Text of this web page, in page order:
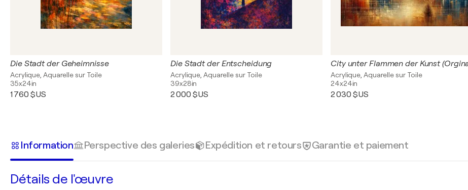
Die Stadt der Geheimnisse
Acrylique, Aquarelle sur Toile
35x24in
1 760 $US
Die Stadt der Entscheidung
Acrylique, Aquarelle sur Toile
39x28in
2 000 $US
Acrylique, Aquarelle sur Toile
24x24in
2 030 $US
Information Perspective des galeries Expédition et retours Garantie et paiement
Détails de l'œuvre